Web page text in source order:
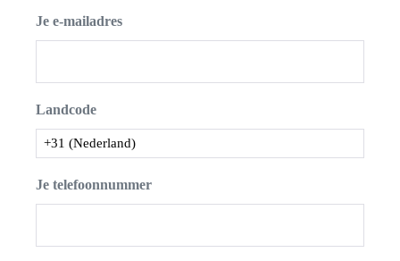
Je e-mailadres
Landcode
Je telefoonnummer